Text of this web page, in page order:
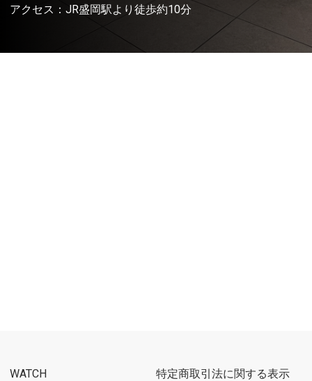
アクセス：JR盛岡駅より徒歩約10分
WATCH 特定商取引法に関する表示